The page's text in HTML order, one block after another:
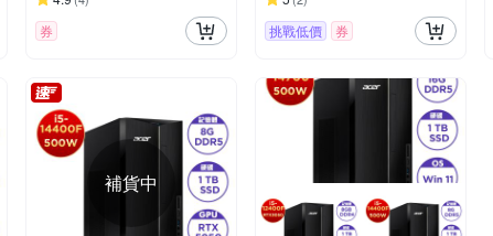
券 挑戰低價 券
補貨中